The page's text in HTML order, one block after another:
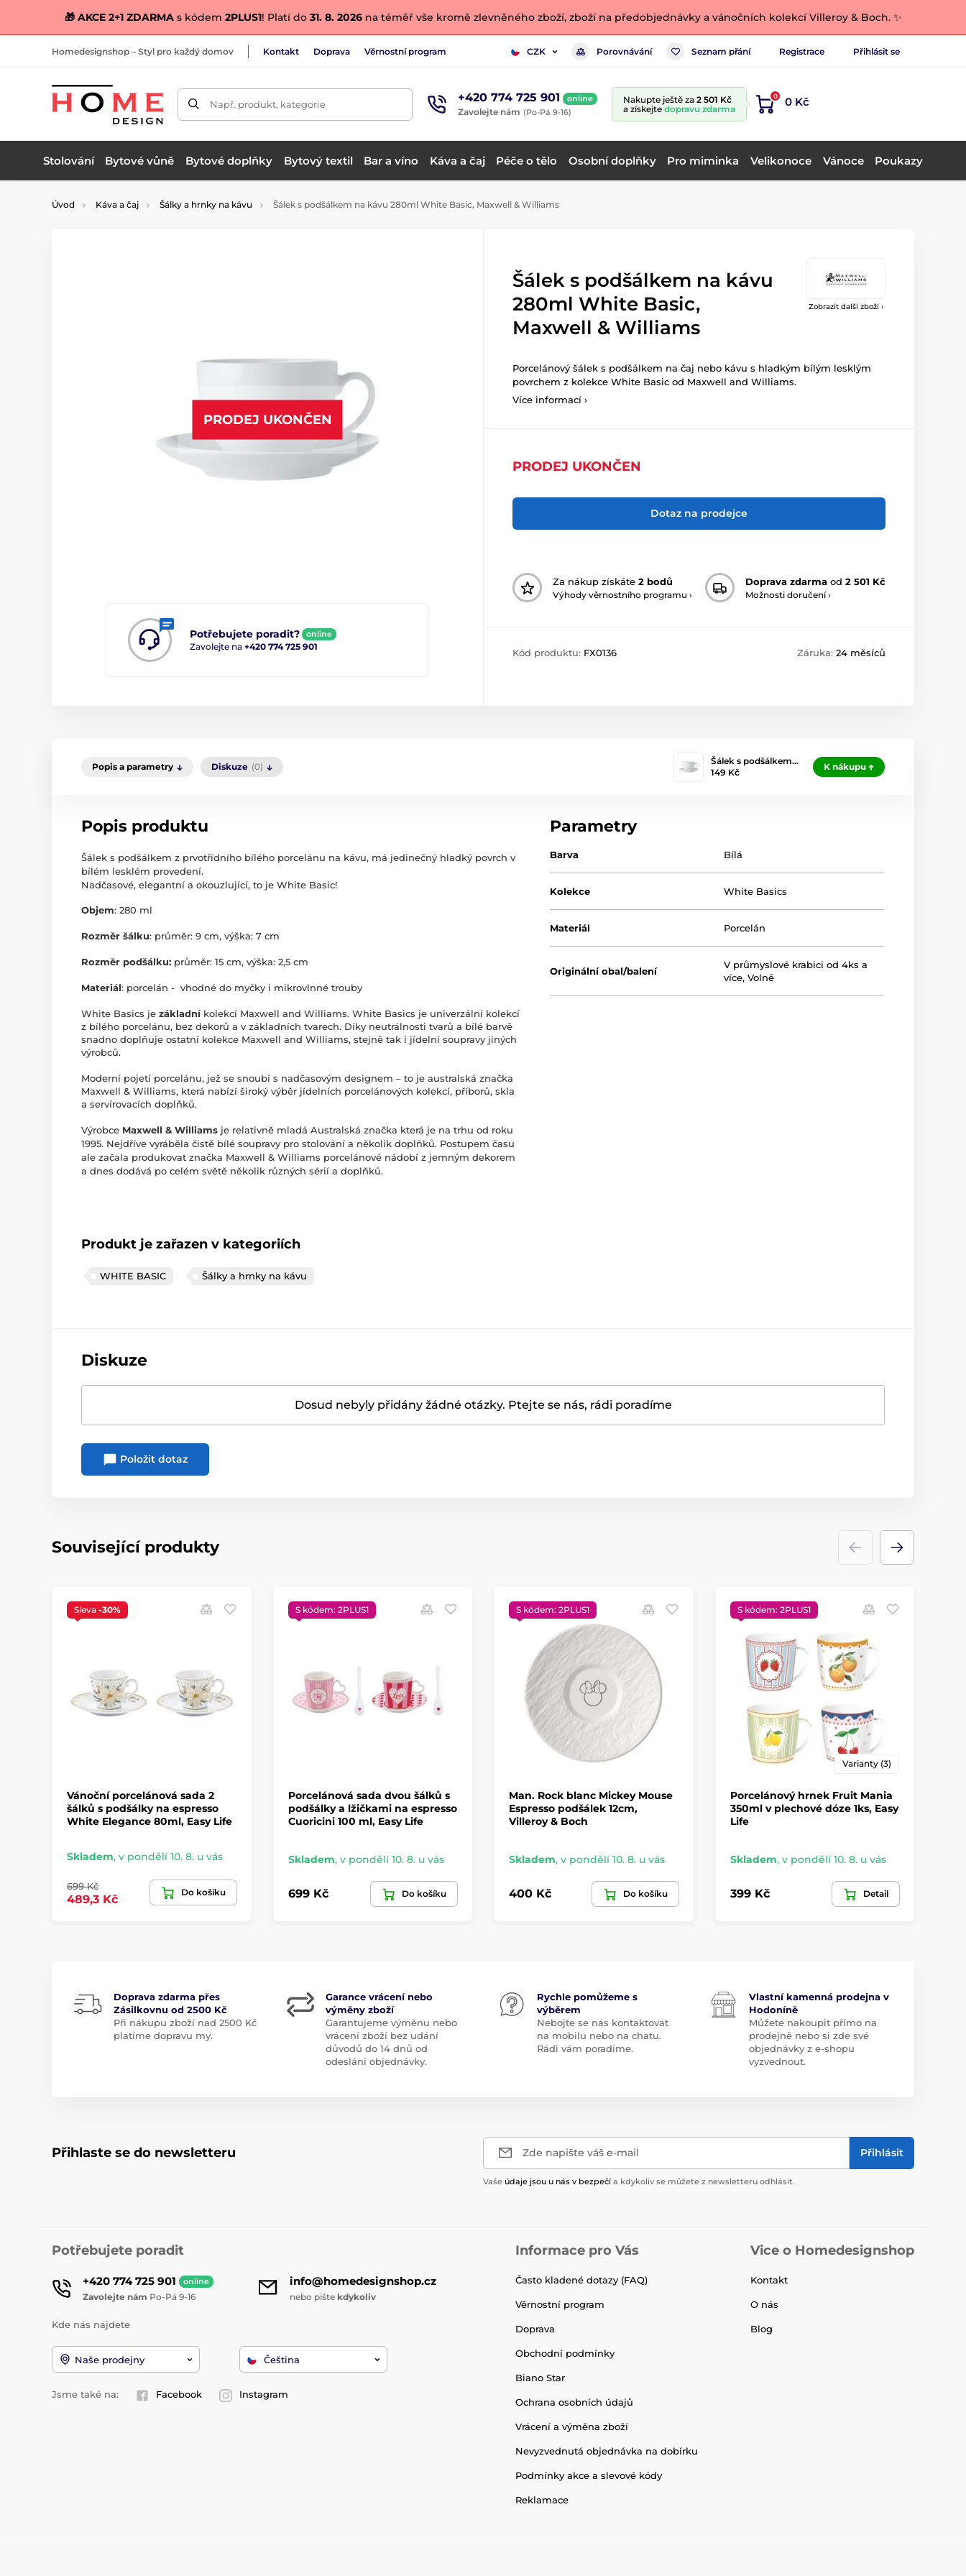
🎁 AKCE 2+1 ZDARMAs kódem 2PLUS1! Platí do31. 8. 2026na téměř vše kromě zlevněného zboží, zboží na předobjednávky a vánočních kolekcí Villeroy & Boch. ✨
Homedesignshop – Styl pro každý domov Kontakt Doprava Věrnostní program CZK Porovnávání Seznam přání Registrace Přihlásit se
Např. produkt, kategorie +420 774 725 901 online
Zavolejte nám (Po-Pá 9-16)
Nakupte ještě za 2 501 Kč
a získejte dopravu zdarma
0 0 Kč
Stolování Bytové vůně Bytové doplňky Bytový textil Bar a víno Káva a čaj Péče o tělo Osobní doplňky Pro miminka Velikonoce Vánoce Poukazy
Úvod Káva a čaj Šálky a hrnky na kávu Šálek s podšálkem na kávu 280ml White Basic, Maxwell & Williams
Zobrazit další zboží ›
PRODEJ UKONČEN
Potřebujete poradit? online
Zavolejte na +420 774 725 901
Šálek s podšálkem na kávu
280ml White Basic,
Maxwell & Williams
Porcelánový šálek s podšálkem na čaj nebo kávu s hladkým bílým lesklým
povrchem z kolekce White Basic od Maxwell and Williams.
Více informací ›
PRODEJ UKONČEN
Dotaz na prodejce
Za nákup získáte 2 bodů
Výhody věrnostního programu ›
Doprava zdarma od 2 501 Kč
Možnosti doručení ›
Kód produktu: FX0136 Záruka: 24 měsíců
Popis a parametry Diskuze (0)
Šálek s podšálkem…
149 Kč
K nákupu
Popis produktu
Šálek s podšálkem z prvotřídního bílého porcelánu na kávu, má jedinečný hladký povrch v
bílém lesklém provedení.
Nadčasové, elegantní a okouzlující, to je White Basic!
Objem: 280 ml
Rozměr šálku: průměr: 9 cm, výška: 7 cm
Rozměr podšálku: průměr: 15 cm, výška: 2,5 cm
Materiál: porcelán - vhodné do myčky i mikrovlnné trouby
White Basics je základníkolekcí Maxwell and Williams. White Basics je univerzální kolekcí
z bílého porcelánu, bez dekorů a v základních tvarech. Díky neutrálnosti tvarů a bílé barvě
snadno doplňuje ostatní kolekce Maxwell and Williams, stejně tak i jídelní soupravy jiných
výrobců.
Moderní pojetí porcelánu, jež se snoubí s nadčasovým designem – to je australská značka
Maxwell & Williams, která nabízí široký výběr jídelních porcelánových kolekcí, příborů, skla
a servírovacích doplňků.
Výrobce Maxwell & Williams je relativně mladá Australská značka která je na trhu od roku
1995. Nejdříve vyráběla čistě bílé soupravy pro stolování a několik doplňků. Postupem času
ale začala produkovat značka Maxwell & Williams porcelánové nádobí z jemným dekorem
a dnes dodává po celém světě několik různých sérií a doplňků.
Produkt je zařazen v kategoriích
WHITE BASIC Šálky a hrnky na kávu
Parametry
Barva Bílá
Kolekce White Basics
Materiál Porcelán
Originální obal/balení
V průmyslové krabici od 4ks a
více,Volně
Diskuze
Dosud nebyly přidány žádné otázky. Ptejte se nás, rádi poradíme
Položit dotaz
Související produkty
Sleva -30%
Vánoční porcelánová sada 2
šálků s podšálky na espresso
White Elegance 80ml, Easy Life
Skladem, v pondělí 10. 8. u vás
699 Kč
489,3 Kč
Do košíku
S kódem: 2PLUS1
Porcelánová sada dvou šálků s
podšálky a lžičkami na espresso
Cuoricini 100 ml, Easy Life
Skladem, v pondělí 10. 8. u vás
699 Kč Do košíku
S kódem: 2PLUS1
Man. Rock blanc Mickey Mouse
Espresso podšálek 12cm,
Villeroy & Boch
Skladem, v pondělí 10. 8. u vás
400 Kč Do košíku
S kódem: 2PLUS1
Varianty (3)
Porcelánový hrnek Fruit Mania
350ml v plechové dóze 1ks, Easy
Life
Skladem, v pondělí 10. 8. u vás
399 Kč Detail
Doprava zdarma přes
Zásilkovnu od 2500 Kč
Při nákupu zboží nad 2500 Kč
platíme dopravu my.
Garance vrácení nebo
výměny zboží
Garantujeme výměnu nebo
vrácení zboží bez udání
důvodů do 14 dnů od
odeslání objednávky.
Rychle pomůžeme s
výběrem
Nebojte se nás kontaktovat
na mobilu nebo na chatu.
Rádi vám poradíme.
Vlastní kamenná prodejna v
Hodoníně
Můžete nakoupit přímo na
prodejně nebo si zde své
objednávky z e-shopu
vyzvednout.
Přihlaste se do newsletteru Zde napište váš e-mail Přihlásit
Vaše údaje jsou u nás v bezpečí a kdykoliv se můžete z newsletteru odhlásit.
Potřebujete poradit
+420 774 725 901 online
Zavolejte nám Po-Pá 9-16
info@homedesignshop.cz
nebo pište kdykoliv
Kde nás najdete
Naše prodejny Čeština
Jsme také na: Facebook Instagram
Informace pro Vás
Často kladené dotazy (FAQ)
Věrnostní program
Doprava
Obchodní podmínky
Biano Star
Ochrana osobních údajů
Vrácení a výměna zboží
Nevyzvednutá objednávka na dobírku
Podmínky akce a slevové kódy
Reklamace
Vice o Homedesignshop
Kontakt
O nás
Blog